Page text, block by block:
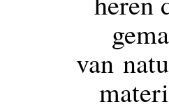
van